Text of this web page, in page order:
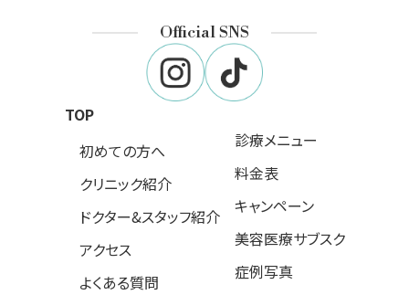
Official SNS
TOP
初めての方へ
クリニック紹介
ドクター&スタッフ紹介
アクセス
よくある質問
診療メニュー
料金表
キャンペーン
美容医療サブスク
症例写真